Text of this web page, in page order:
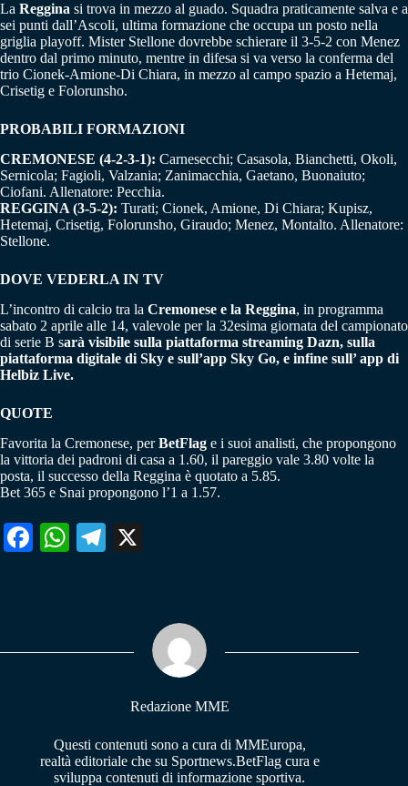
La Reggina si trova in mezzo al guado. Squadra praticamente salva e a
sei punti dall’Ascoli, ultima formazione che occupa un posto nella
griglia playoff. Mister Stellone dovrebbe schierare il 3-5-2 con Menez
dentro dal primo minuto, mentre in difesa si va verso la conferma del
trio Cionek-Amione-Di Chiara, in mezzo al campo spazio a Hetemaj,
Crisetig e Folorunsho.
PROBABILI FORMAZIONI
CREMONESE (4-2-3-1): Carnesecchi; Casasola, Bianchetti, Okoli,
Sernicola; Fagioli, Valzania; Zanimacchia, Gaetano, Buonaiuto;
Ciofani. Allenatore: Pecchia.
REGGINA (3-5-2): Turati; Cionek, Amione, Di Chiara; Kupisz,
Hetemaj, Crisetig, Folorunsho, Giraudo; Menez, Montalto. Allenatore:
Stellone.
DOVE VEDERLA IN TV
L’incontro di calcio tra la Cremonese e la Reggina, in programma
sabato 2 aprile alle 14, valevole per la 32esima giornata del campionato
di serie B sarà visibile sulla piattaforma streaming Dazn, sulla
piattaforma digitale di Sky e sull’app Sky Go, e infine sull’ app di
Helbiz Live.
QUOTE
Favorita la Cremonese, perBetFlag e i suoi analisti, che propongono
la vittoria dei padroni di casa a 1.60, il pareggio vale 3.80 volte la
posta, il successo della Reggina è quotato a 5.85.
Bet 365 e Snai propongono l’1 a 1.57.
Fa W
pp
Te
m
Redazione MME
Questi contenuti sono a cura di MMEuropa,
realtà editoriale che su Sportnews.BetFlag cura e
sviluppa contenuti di informazione sportiva.